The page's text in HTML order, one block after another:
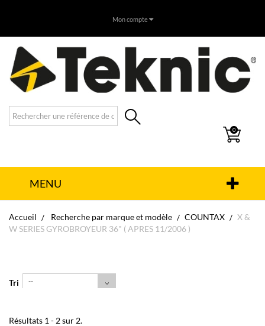
Mon compte
0
MENU
Accueil Recherche par marque et modèle COUNTAX
X &
W SERIES GYROBROYEUR 36" ( APRES 11/2006 )
Tri --
Résultats 1 - 2 sur 2.